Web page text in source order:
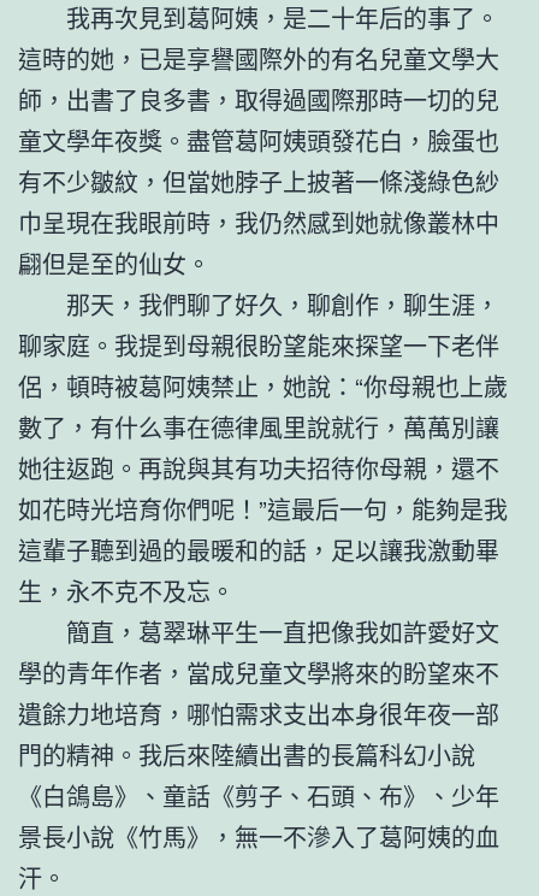
我再次見到葛阿姨，是二十年后的事了。
這時的她，已是享譽國際外的有名兒童文學大
師，出書了良多書，取得過國際那時一切的兒
童文學年夜獎。盡管葛阿姨頭發花白，臉蛋也
有不少皺紋，但當她脖子上披著一條淺綠色紗
巾呈現在我眼前時，我仍然感到她就像叢林中
翩但是至的仙女。
那天，我們聊了好久，聊創作，聊生涯，
聊家庭。我提到母親很盼望能來探望一下老伴
侶，頓時被葛阿姨禁止，她說：“你母親也上歲
數了，有什么事在德律風里說就行，萬萬別讓
她往返跑。再說與其有功夫招待你母親，還不
如花時光培育你們呢！”這最后一句，能夠是我
這輩子聽到過的最暖和的話，足以讓我激動畢
生，永不克不及忘。
簡直，葛翠琳平生一直把像我如許愛好文
學的青年作者，當成兒童文學將來的盼望來不
遺餘力地培育，哪怕需求支出本身很年夜一部
門的精神。我后來陸續出書的長篇科幻小說
《白鴿島》、童話《剪子、石頭、布》、少年
景長小說《竹馬》，無一不滲入了葛阿姨的血
汗。